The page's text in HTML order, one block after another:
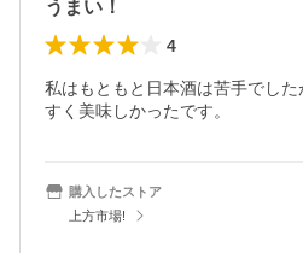
うまい！
4
私はもともと日本酒は苦手でし
すく美味しかったです。
購入したストア
上方市場!